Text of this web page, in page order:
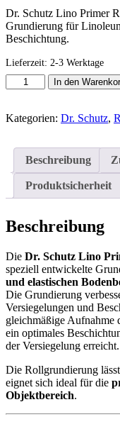
Dr. Schutz Lino Primer
Grundierung für
Beschichtung.
Lieferzeit: 2-3 Werktage
SCHUTZ
Primer
Grundierung
für
Menge
In den
Kategorien: Dr. Schutz,
Beschreibung
Produktsicherheit
Beschreibung
Die Dr. Schutz Lino
speziell entwickelte
und elastischen
Die Grundierung
Versiegelungen und
gleichmäßige Aufnahme
ein optimales
der Versiegelung erreicht.
Die Rollgrundierung
eignet sich ideal für die
Objektbereich.